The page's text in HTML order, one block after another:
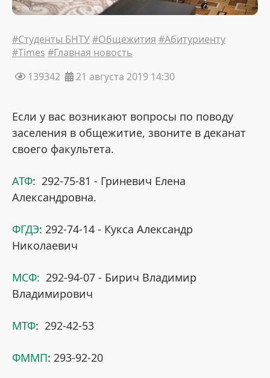
#Студенты БНТУ#Общежития #Абитуриенту
#Times #Главная новость
139342
21 августа 2019 14:30
Если у вас возникают вопросы по поводу
заселения в общежитие, звоните в деканат
своего факультета.
АТФ: 292-75-81 - Гриневич Елена
Александровна.
ФГДЭ: 292-74-14 - Кукса Александр
Николаевич
МСФ: 292-94-07 - Бирич Владимир
Владимирович
МТФ: 292-42-53
ФММП: 293-92-20